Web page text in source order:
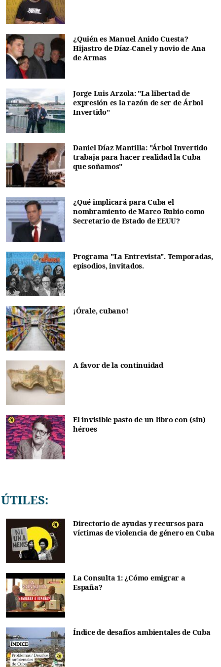
¿Quién es Manuel Anido Cuesta?
Hijastro de Díaz-Canel y novio de Ana
de Armas
Jorge Luis Arzola: "La libertad de
expresión es la razón de ser de Árbol
Invertido"
Daniel Díaz Mantilla: "Árbol Invertido
trabaja para hacer realidad la Cuba
que soñamos"
¿Qué implicará para Cuba el
nombramiento de Marco Rubio como
Secretario de Estado de EEUU?
Programa "La Entrevista". Temporadas,
episodios, invitados.
¡Órale, cubano!
A favor de la continuidad
El invisible pasto de un libro con (sin)
héroes
ÚTILES:
Directorio de ayudas y recursos para
víctimas de violencia de género en Cuba
La Consulta 1: ¿Cómo emigrar a
España?
Índice de desafíos ambientales de Cuba